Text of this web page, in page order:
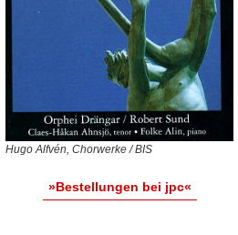
Hugo Alfvén, Chorwerke / BIS
»Bestellungen bei jpc«